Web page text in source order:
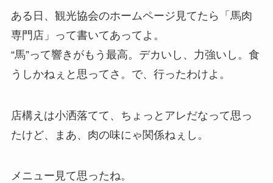
ある日、観光協会のホームページ見てたら「馬肉
専門店」って書いてあってよ。
“馬”って響きがもう最高。デカいし、力強いし。食
うしかねぇと思ってさ。で、行ったわけよ。
店構えは小洒落てて、ちょっとアレだなって思っ
たけど、まあ、肉の味にゃ関係ねぇし。
メニュー見て思ったね。